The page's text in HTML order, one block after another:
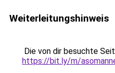
Weiterleitungshinweis
Die von dir besuchte
https://bit.ly/m/